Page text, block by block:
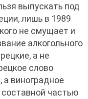
выпускать под
лишь в 1989
не смущает и
алкогольного
а не
слово
а виноградное
частью